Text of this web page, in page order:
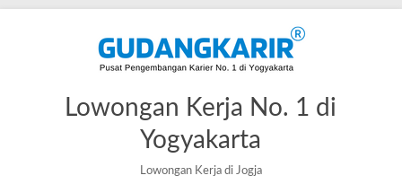
Lowongan Kerja No. 1 di
Yogyakarta
Lowongan Kerja di Jogja